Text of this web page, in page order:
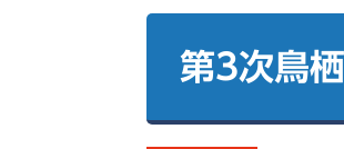
ス
索
第3次鳥